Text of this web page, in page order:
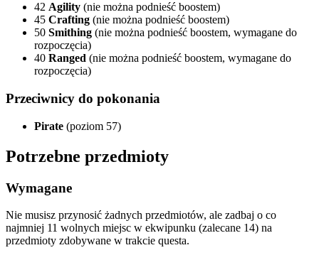
42 Agility (nie można podnieść boostem)
45 Crafting (nie można podnieść boostem)
50 Smithing (nie można podnieść boostem, wymagane do
rozpoczęcia)
40 Ranged (nie można podnieść boostem, wymagane do
rozpoczęcia)
Przeciwnicy do pokonania
Pirate (poziom 57)
Potrzebne przedmioty
Wymagane
Nie musisz przynosić żadnych przedmiotów, ale zadbaj o co
najmniej 11 wolnych miejsc w ekwipunku (zalecane 14) na
przedmioty zdobywane w trakcie questa.